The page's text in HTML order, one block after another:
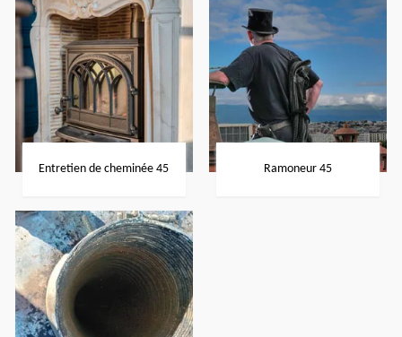
Entretien de cheminée 45 Ramoneur 45